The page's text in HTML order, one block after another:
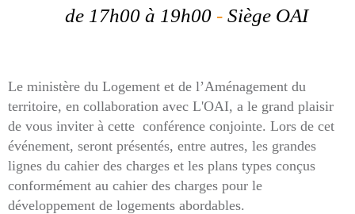
de 17h00 à 19h00 -Siège OAI
Le ministère du Logement et de l’Aménagement du
territoire, en collaboration avec L'OAI, a le grand plaisir
de vous inviter à cette conférence conjointe. Lors de cet
événement, seront présentés, entre autres, les grandes
lignes du cahier des charges et les plans types conçus
conformément au cahier des charges pour le
développement de logements abordables.